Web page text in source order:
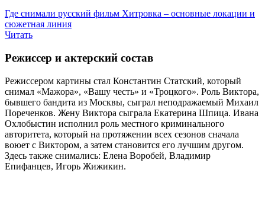
Где снимали русский фильм Хитровка – основные локации и
сюжетная линия
Читать
Режиссер и актерский состав
Режиссером картины стал Константин Статский, который
снимал «Мажора», «Вашу честь» и «Троцкого». Роль Виктора,
бывшего бандита из Москвы, сыграл неподражаемый Михаил
Пореченков. Жену Виктора сыграла Екатерина Шпица. Ивана
Охлобыстин исполнил роль местного криминального
авторитета, который на протяжении всех сезонов сначала
воюет с Виктором, а затем становится его лучшим другом.
Здесь также снимались: Елена Воробей, Владимир
Епифанцев, Игорь Жижикин.